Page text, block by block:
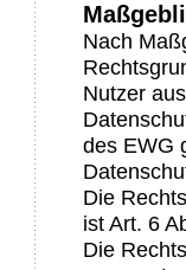
Nach
Nutzer
des EWG
Die
ist Art. 6
Die